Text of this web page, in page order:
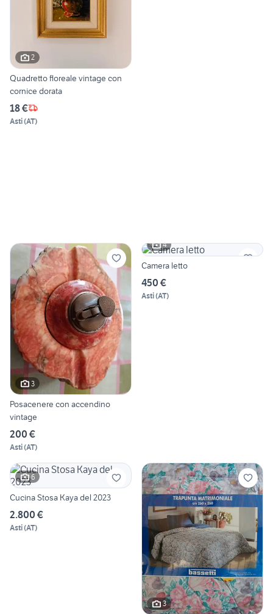
2
Quadretto floreale vintage con
cornice dorata
18 €
Asti(AT)
3
Posacenere con accendino
vintage
200 €
Asti(AT)
4
Camera letto
450 €
Asti(AT)
6
Cucina Stosa Kaya del 2023
2.800 €
Asti(AT)
3